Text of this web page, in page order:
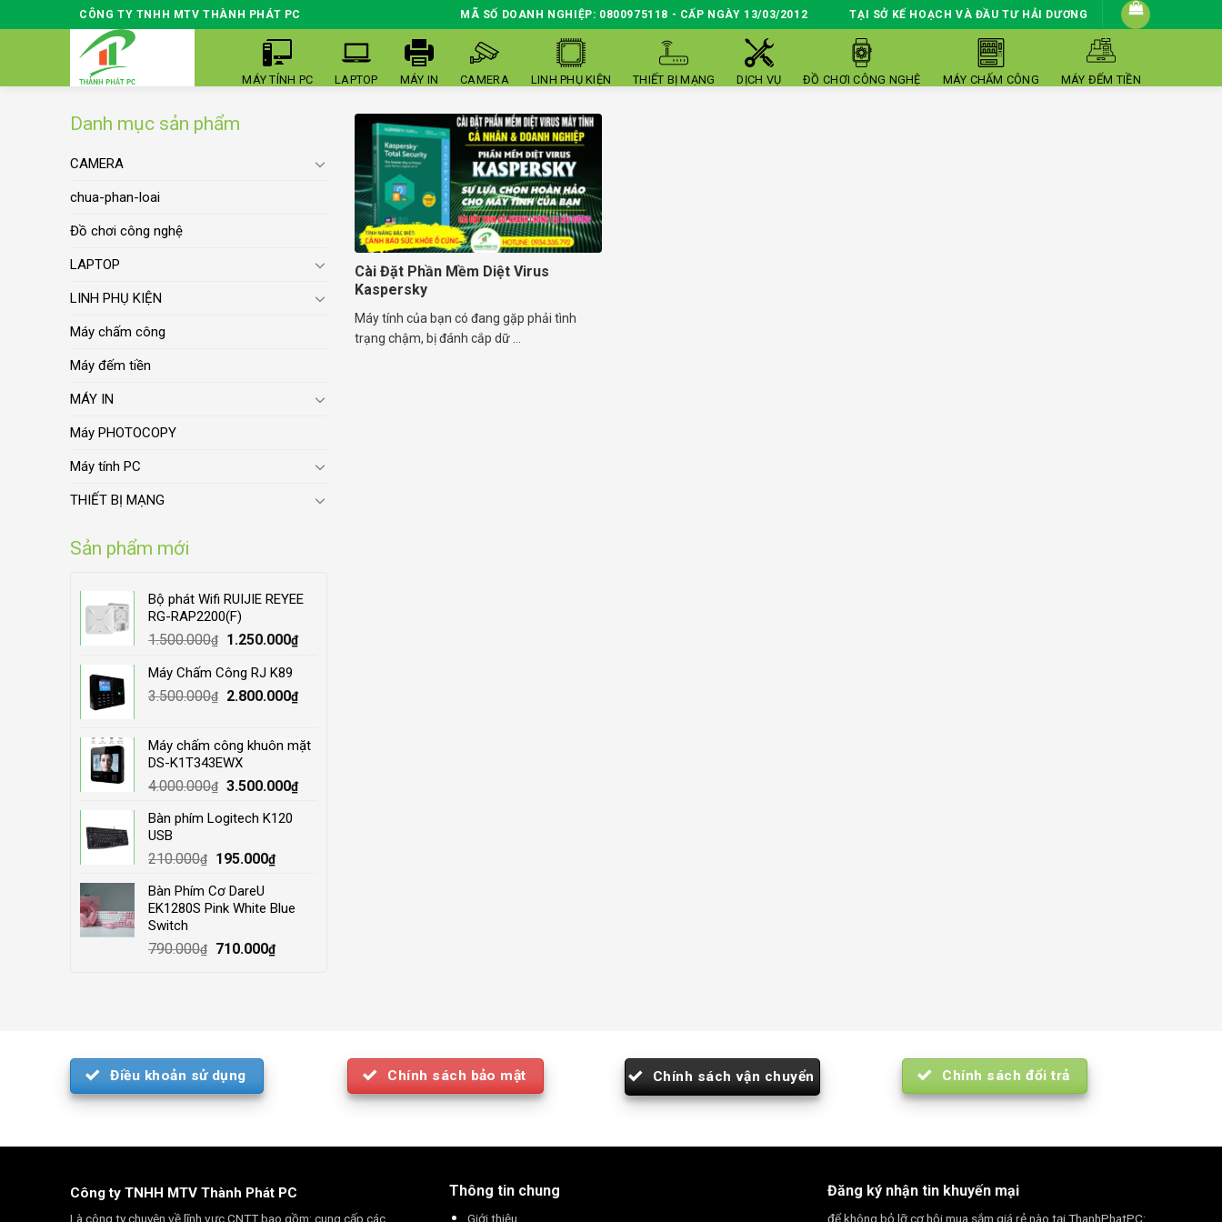
to
CÔNG TY TNHH MTV THÀNH PHÁT PC MÃ SỐ DOANH NGHIỆP: 0800975118 - CẤP NGÀY 13/03/2012 TẠI SỞ KẾ HOẠCH VÀ ĐẦU TƯ HẢI DƯƠNG
MÁY TÍNH PC LAPTOP MÁY IN CAMERA LINH PHỤ KIỆN THIẾT BỊ MẠNG DỊCH VỤ ĐỒ CHƠI CÔNG NGHỆ MÁY CHẤM CÔNG MÁY ĐẾM TIỀN
Danh mục sản phẩm
CAMERA
chua-phan-loai
Đồ chơi công nghệ
LAPTOP
LINH PHỤ KIỆN
Máy chấm công
Máy đếm tiền
MÁY IN
Máy PHOTOCOPY
Máy tính PC
THIẾT BỊ MẠNG
Sản phẩm mới
Bộ phát Wifi RUIJIE REYEE
RG-RAP2200(F)
1.500.000₫
Original
was:
1.500.000₫.
1.250.000₫Current
1.250.000₫.
Máy Chấm Công RJ K89
3.500.000₫
Original
3.500.000₫.
2.800.000₫Current
2.800.000₫.
Máy chấm công khuôn mặt
DS-K1T343EWX
4.000.000₫ Original
was:
3.500.000₫Current
Bàn phím Logitech K120
USB
210.000₫
Original
was:
210.000₫.
195.000₫Current
195.000₫.
Bàn Phím Cơ DareU
EK1280S Pink White Blue
Switch
790.000₫
Original
710.000₫Current
Cài Đặt Phần Mềm Diệt Virus
Kaspersky
Máy tính của bạn có đang gặp phải tình
trạng chậm, bị đánh cắp dữ ...
Điều khoản sử dụng Chính sách bảo mật Chính sách vận chuyển Chính sách đổi trả
Công ty TNHH MTV Thành Phát PC
Là công ty chuyên về lĩnh vực CNTT bao gồm: cung cấp các
Thông tin chung
Giới thiệu
Đăng ký nhận tin khuyến mại
để không bỏ lỡ cơ hội mua sắm giá rẻ nào tại ThanhPhatPC: